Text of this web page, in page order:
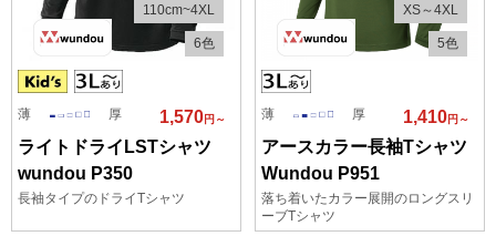
6色
110cm~4XL
薄 厚 1,570円～
ライトドライLSTシャツ
wundou P350
長袖タイプのドライTシャツ
5色
XS～4XL
薄 厚 1,410円～
アースカラー長袖Tシャツ
Wundou P951
落ち着いたカラー展開のロングスリ
ーブTシャツ